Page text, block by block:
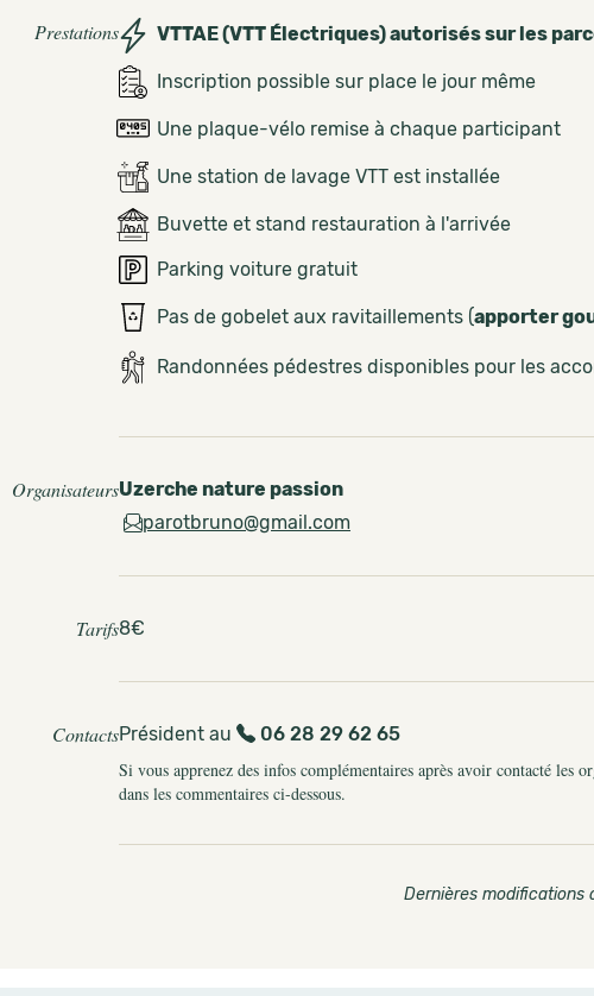
Prestations VTTAE (VTT Électriques) autorisés sur les
Inscription possible sur place le jour même
Une plaque-vélo remise à chaque participant
Une station de lavage VTT est installée
Buvette et stand restauration à l'arrivée
Parking voiture gratuit
Pas de gobelet aux ravitaillements (apporter
Randonnées pédestres disponibles pour les
OrganisateursUzerche nature passion
parotbruno@gmail.com
Tarifs8€
ContactsPrésident au
06 28 29 62 65
Si vous apprenez des infos complémentaires après avoir contacté les
dans les commentaires ci-dessous.
Dernières modifications